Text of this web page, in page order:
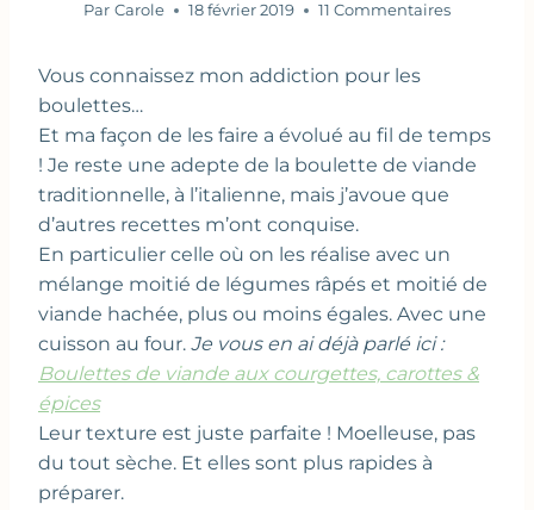
Par Carole 18 février 2019 11 Commentaires
Vous connaissez mon addiction pour les
boulettes…
Et ma façon de les faire a évolué au fil de temps
! Je reste une adepte de la boulette de viande
traditionnelle, à l’italienne, mais j’avoue que
d’autres recettes m’ont conquise.
En particulier celle où on les réalise avec un
mélange moitié de légumes râpés et moitié de
viande hachée, plus ou moins égales. Avec une
cuisson au four. Je vous en ai déjà parlé ici :
Boulettes de viande aux courgettes, carottes &
épices
Leur texture est juste parfaite ! Moelleuse, pas
du tout sèche. Et elles sont plus rapides à
préparer.